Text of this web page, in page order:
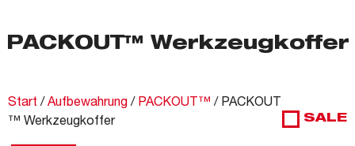
PACKOUT™ Werkzeugkoffer
Start / Aufbewahrung / PACKOUT™ / PACKOUT
™ Werkzeugkoffer
SALE